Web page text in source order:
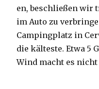
en, beschließen wir
im Auto zu
Campingplatz in
die kälteste. Etwa 5
Wind macht es nicht